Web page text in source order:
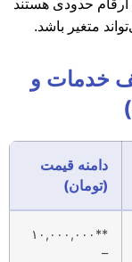
ارقام حدودی هستند
متغیر باشد.
خدمات و
دامنه قیمت
(تومان)
**۱۰,۰۰۰,۰۰۰
–